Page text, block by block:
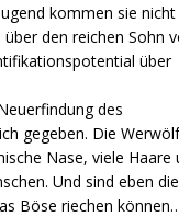
kommen sie nicht
den reichen Sohn
über
des
gegeben. Die
Nase, viele Haare
Und sind eben die
Böse riechen